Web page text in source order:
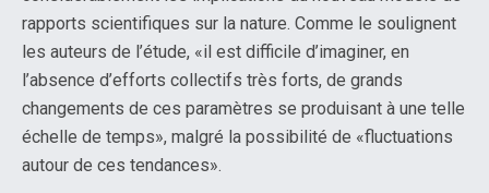
rapports scientifiques sur la nature. Comme le soulignent
les auteurs de l’étude, «il est difficile d’imaginer, en
l’absence d’efforts collectifs très forts, de grands
changements de ces paramètres se produisant à une telle
échelle de temps», malgré la possibilité de «fluctuations
autour de ces tendances».